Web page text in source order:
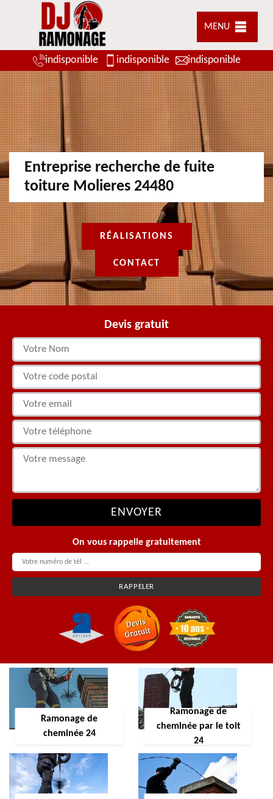
MENU
indisponible indisponible indisponible
Entreprise recherche de fuite
toiture Molieres 24480
RÉALISATIONS
CONTACT
Devis gratuit
On vous rappelle gratuitement
Ramonage de
cheminée 24
Ramonage de
cheminée par le toit
24